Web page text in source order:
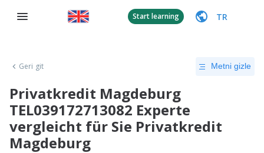
Start learning TR
Geri git Metni gizle
Privatkredit Magdeburg
TEL039172713082 Experte
vergleicht für Sie Privatkredit
Magdeburg